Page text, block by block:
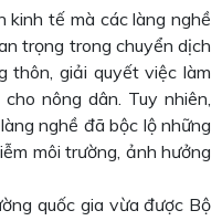
kinh tế mà các làng nghề
trọng trong chuyển dịch
thôn, giải quyết việc làm
nông dân. Tuy nhiên,
nghề đã bộc lộ những
môi trường, ảnh hưởng
quốc gia vừa được Bộ